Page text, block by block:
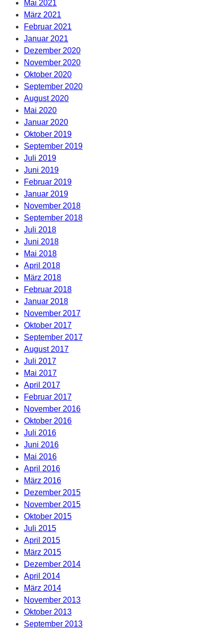
Mai 2021
März 2021
Februar 2021
Januar 2021
Dezember 2020
November 2020
Oktober 2020
September 2020
August 2020
Mai 2020
Januar 2020
Oktober 2019
September 2019
Juli 2019
Juni 2019
Februar 2019
Januar 2019
November 2018
September 2018
Juli 2018
Juni 2018
Mai 2018
April 2018
März 2018
Februar 2018
Januar 2018
November 2017
Oktober 2017
September 2017
August 2017
Juli 2017
Mai 2017
April 2017
Februar 2017
November 2016
Oktober 2016
Juli 2016
Juni 2016
Mai 2016
April 2016
März 2016
Dezember 2015
November 2015
Oktober 2015
Juli 2015
April 2015
März 2015
Dezember 2014
April 2014
März 2014
November 2013
Oktober 2013
September 2013